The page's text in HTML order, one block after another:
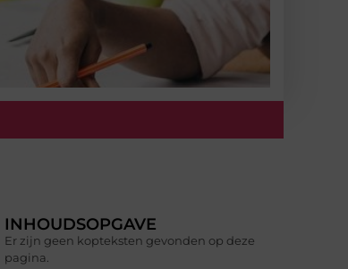
INHOUDSOPGAVE
Er zijn geen kopteksten gevonden op deze
pagina.